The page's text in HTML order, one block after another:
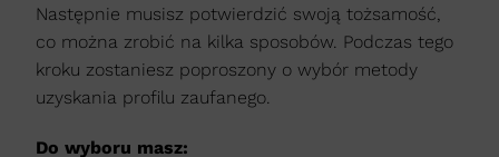
Następnie musisz potwierdzić swoją tożsamość,
co można zrobić na kilka sposobów. Podczas tego
kroku zostaniesz poproszony o wybór metody
uzyskania profilu zaufanego.
Do wyboru masz: